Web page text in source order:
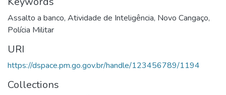
Assalto a banco, Atividade de Inteligência, Novo Cangaço,
Polícia Militar
URI
https://dspace.pm.go.gov.br/handle/123456789/1194
Collections